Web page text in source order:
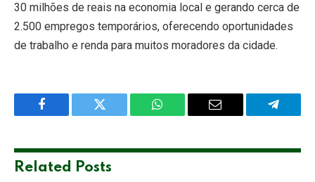
30 milhões de reais na economia local e gerando cerca de
2.500 empregos temporários, oferecendo oportunidades
de trabalho e renda para muitos moradores da cidade.
Facebook Twitter WhatsApp Email
Related Posts